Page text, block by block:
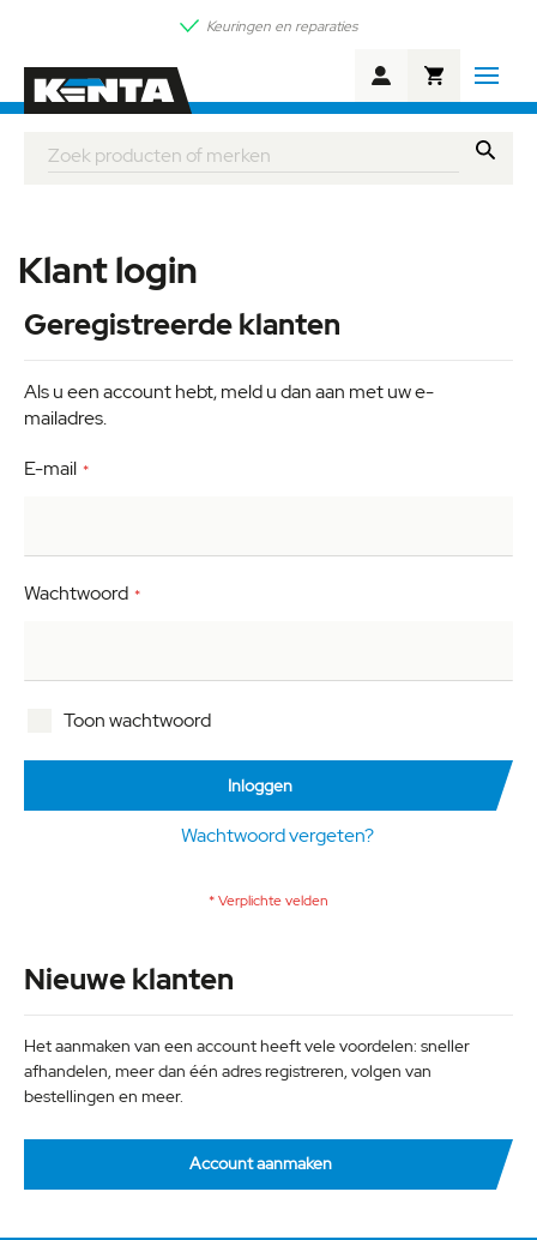
Keuringen en reparaties
Winkelwagen
Klant login
Geregistreerde klanten
Als u een account hebt, meld u dan aan met uw e-
mailadres.
E-mail
Wachtwoord
Toon wachtwoord
Inloggen
Wachtwoord vergeten?
Nieuwe klanten
Het aanmaken van een account heeft vele voordelen: sneller
afhandelen, meer dan één adres registreren, volgen van
bestellingen en meer.
Account aanmaken